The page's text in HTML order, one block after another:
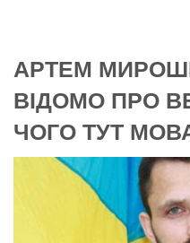
АРТЕМ
ВІДОМО ПРО
ЧОГО ТУТ